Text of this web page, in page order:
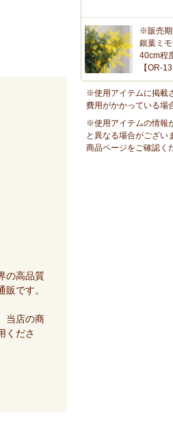
の高品質
です。
当店の商
くださ
※販売
銀葉ミモ
40cm
【OR-13
※使用アイテムに掲載
費用がかかっている場
※使用アイテムの情報
と異なる場合がござい
商品ページをご確認く